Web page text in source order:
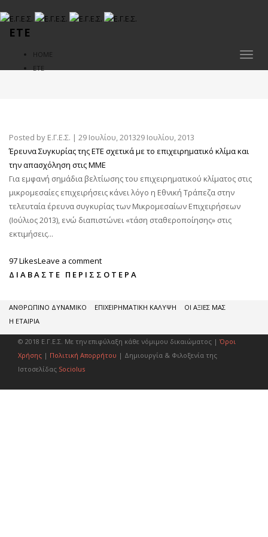
Toggle
ΕΤΕ
HOME
ΕΤΕ
Posted by Ε.Γ.Ε.Σ. | 29 Ιουλίου, 201329 Ιουλίου, 2013
Έρευνα Συγκυρίας της ΕΤΕ σχετικά με το επιχειρηματικό κλίμα και
την απασχόληση στις ΜΜΕ
Για εμφανή σημάδια βελτίωσης του επιχειρηματικού κλίματος στις
μικρομεσαίες επιχειρήσεις κάνει λόγο η Εθνική Τράπεζα στην
τελευταία έρευνα συγκυρίας των Μικρομεσαίων Επιχειρήσεων
(Ιούλιος 2013), ενώ διαπιστώνει «τάση σταθεροποίησης» στις
εκτιμήσεις...
97 LikesLeave a comment
ΔΙΑΒΆΣΤΕ ΠΕΡΙΣΣΌΤΕΡΑ
ΑΝΘΡΩΠΙΝΟ ΔΥΝΑΜΙΚΟ ΕΠΙΧΕΙΡΗΜΑΤΙΚΗ ΚΑΛΥΨΗ
ΟΙ ΑΞΙΕΣ ΜΑΣ
Η ΕΤΑΙΡΙΑ
© 2018 Ε.Γ.Ε.Σ. Με την επιφύλαξη κάθε νόμιμου δικαιώματος | Όροι
Χρήσης | Πολιτική Απορρήτου | Δημιουργία & Φιλοξενία της
Ιστοσελίδας Sociolus